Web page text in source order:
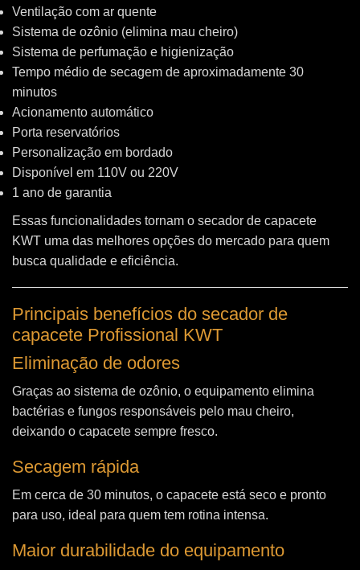
Ventilação com ar quente
Sistema de ozônio (elimina mau cheiro)
Sistema de perfumação e higienização
Tempo médio de secagem de aproximadamente 30
minutos
Acionamento automático
Porta reservatórios
Personalização em bordado
Disponível em 110V ou 220V
1 ano de garantia
Essas funcionalidades tornam o secador de capacete
KWT uma das melhores opções do mercado para quem
busca qualidade e eficiência.
Principais benefícios do secador de
capacete Profissional KWT
Eliminação de odores
Graças ao sistema de ozônio, o equipamento elimina
bactérias e fungos responsáveis pelo mau cheiro,
deixando o capacete sempre fresco.
Secagem rápida
Em cerca de 30 minutos, o capacete está seco e pronto
para uso, ideal para quem tem rotina intensa.
Maior durabilidade do equipamento